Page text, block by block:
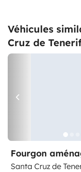
Véhicules
Cruz de
Fourgon
Santa Cruz de